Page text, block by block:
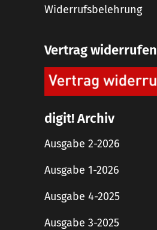
Widerrufsbelehrung
Vertrag widerrufen
digit! Archiv
Ausgabe 2-2026
Ausgabe 1-2026
Ausgabe 4-2025
Ausgabe 3-2025